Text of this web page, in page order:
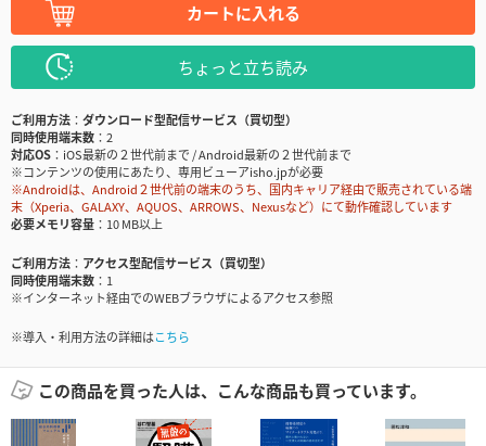
カートに入れる
ちょっと立ち読み
ご利用方法
ダウンロード型配信サービス（買切型）
同時使用端末数
2
対応OS
iOS最新の２世代前まで / Android最新の２世代前まで
※コンテンツの使用にあたり、専用ビューアisho.jpが必要
※Androidは、Android２世代前の端末のうち、国内キャリア経由で販売されている端
末（Xperia、GALAXY、AQUOS、ARROWS、Nexusなど）にて動作確認しています
必要メモリ容量
10 MB以上
ご利用方法
アクセス型配信サービス（買切型）
同時使用端末数
1
※インターネット経由でのWEBブラウザによるアクセス参照
※導入・利用方法の詳細はこちら
この商品を買った人は、こんな商品も買っています。